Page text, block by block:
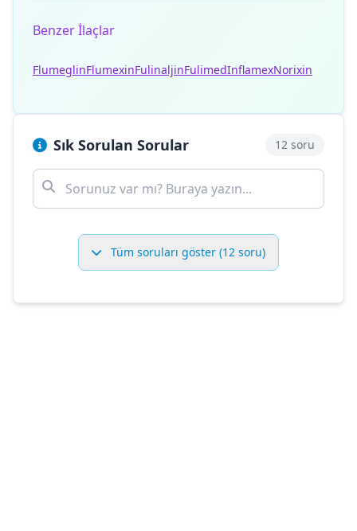
Benzer İlaçlar
FlumeglinFlumexinFulinaljinFulimedInflamexNorixin
Sık Sorulan Sorular 12 soru
Tüm soruları göster (12 soru)